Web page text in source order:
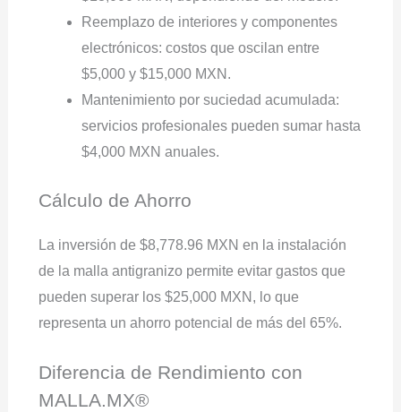
Reemplazo de interiores y componentes
electrónicos: costos que oscilan entre
$5,000 y $15,000 MXN.
Mantenimiento por suciedad acumulada:
servicios profesionales pueden sumar hasta
$4,000 MXN anuales.
Cálculo de Ahorro
La inversión de $8,778.96 MXN en la instalación
de la malla antigranizo permite evitar gastos que
pueden superar los $25,000 MXN, lo que
representa un ahorro potencial de más del 65%.
Diferencia de Rendimiento con
MALLA.MX®